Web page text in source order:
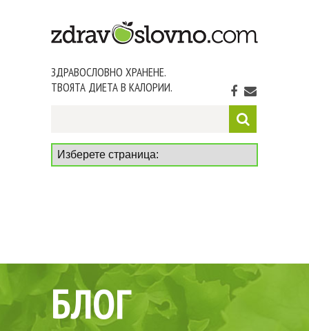
ЗДРАВОСЛОВНО ХРАНЕНЕ.
ТВОЯТА ДИЕТА В КАЛОРИИ.
БЛОГ